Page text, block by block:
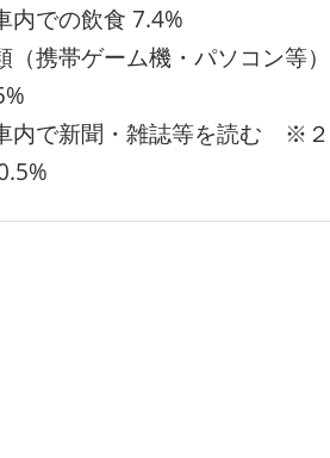
内での飲食 7.4%
（携帯ゲーム機・パソコン等
内で新聞・雑誌等を読む ※